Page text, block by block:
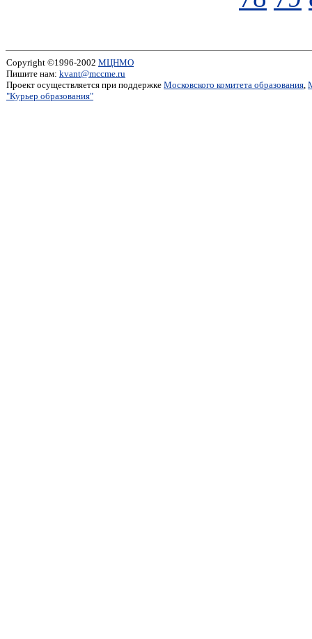
Copyright ©1996-2002 МЦНМО
Пишите нам: kvant@mccme.ru
Проект осуществляется при поддержке Московского комитета образования,
"Курьер образования"